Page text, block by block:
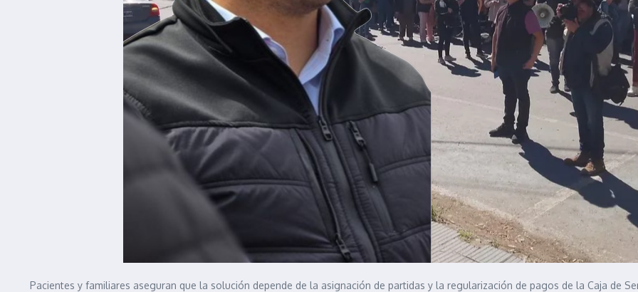
Pacientes y familiares aseguran que la solución depende de la asignación de partidas y la regularización de pagos de la Caja de